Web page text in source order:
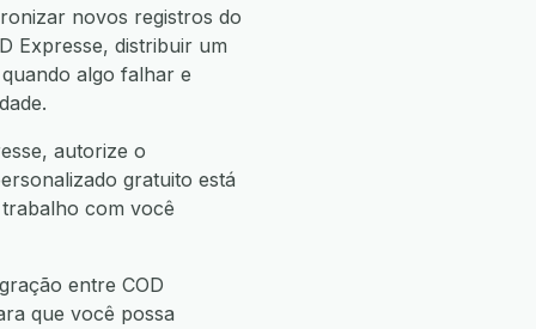
novos registros do
Expresse, distribuir um
algo falhar e
autorize o
gratuito está
com você
entre COD
que você possa